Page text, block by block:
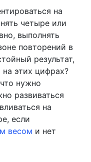
на
четыре или
выполнять
повторений в
результат,
на этих цифрах?
нужно
развиваться
на
если
весом и нет